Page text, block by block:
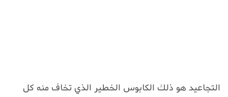
التجاعيد هو ذلك الكابوس الخطير الذي تخاف منه كل